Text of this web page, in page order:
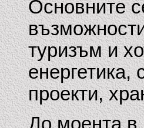
Основните
туризъм и
енергетика,
проекти,
До моента в